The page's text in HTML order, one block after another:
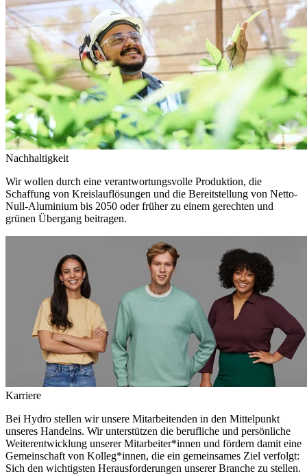
Nachhaltigkeit
Wir wollen durch eine verantwortungsvolle Produktion, die
Schaffung von Kreislauflösungen und die Bereitstellung von Netto-
Null-Aluminium bis 2050 oder früher zu einem gerechten und
grünen Übergang beitragen.
Karriere
Bei Hydro stellen wir unsere Mitarbeitenden in den Mittelpunkt
unseres Handelns. Wir unterstützen die berufliche und persönliche
Weiterentwicklung unserer Mitarbeiter*innen und fördern damit eine
Gemeinschaft von Kolleg*innen, die ein gemeinsames Ziel verfolgt:
Sich den wichtigsten Herausforderungen unserer Branche zu stellen.